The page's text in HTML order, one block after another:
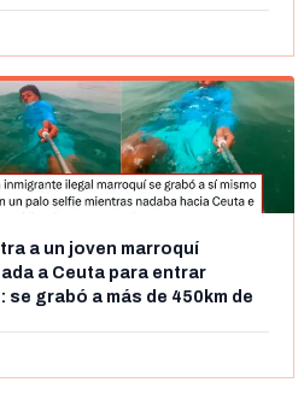
a un joven marroquí
a Ceuta para entrar
grabó a más de 450km de